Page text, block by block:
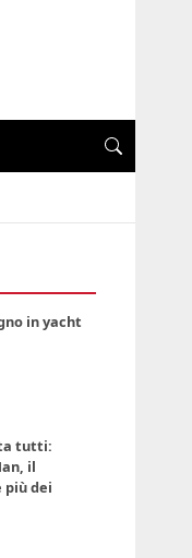
in yacht
tutti:
il
più dei